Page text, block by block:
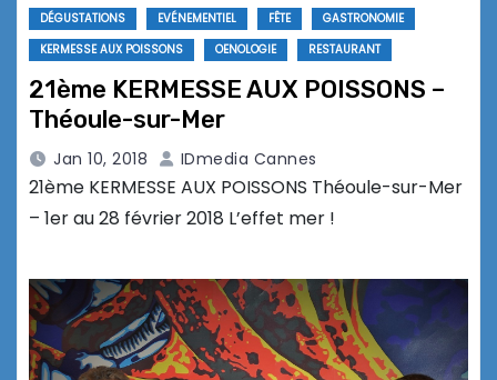
DÉGUSTATIONS EVÉNEMENTIEL FÊTE
GASTRONOMIE
KERMESSE AUX POISSONS
OENOLOGIE RESTAURANT
21ème KERMESSE AUX POISSONS –
Théoule-sur-Mer
Jan 10, 2018 IDmedia Cannes
21ème KERMESSE AUX POISSONS Théoule-sur-Mer
– 1er au 28 février 2018 L’effet mer !